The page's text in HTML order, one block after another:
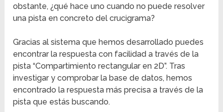
obstante, ¿qué hace uno cuando no puede resolver
una pista en concreto del crucigrama?
Gracias al sistema que hemos desarrollado puedes
encontrar la respuesta con facilidad a través de la
pista “Compartimiento rectangular en 2D”. Tras
investigar y comprobar la base de datos, hemos
encontrado la respuesta más precisa a través de la
pista que estás buscando.